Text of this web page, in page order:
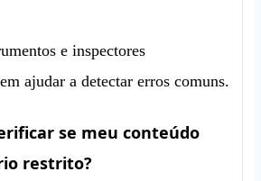
e inspectores
ajudar a detectar erros comuns.
se meu conteúdo
restrito?